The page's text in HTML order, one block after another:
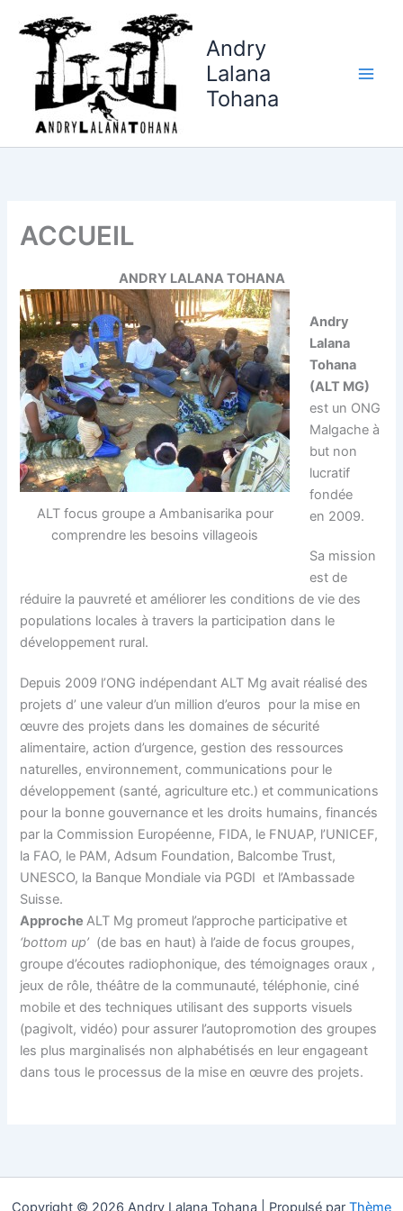
contenu
Andry
Lalana
Tohana
ACCUEIL
ANDRY LALANA TOHANA
ALT focus groupe a Ambanisarika pour
comprendre les besoins villageois
Andry
Lalana
Tohana
(ALT MG)
est un ONG
Malgache à
but non
lucratif
fondée
en 2009.
Sa mission
est de
réduire la pauvreté et améliorer les conditions de vie des
populations locales à travers la participation dans le
développement rural.
Depuis 2009 l’ONG indépendant ALT Mg avait réalisé des
projets d’ une valeur d’un million d’euros pour la mise en
œuvre des projets dans les domaines de sécurité
alimentaire, action d’urgence, gestion des ressources
naturelles, environnement, communications pour le
développement (santé, agriculture etc.) et communications
pour la bonne gouvernance et les droits humains, financés
par la Commission Européenne, FIDA, le FNUAP, l’UNICEF,
la FAO, le PAM, Adsum Foundation, Balcombe Trust,
UNESCO, la Banque Mondiale via PGDI et l’Ambassade
Suisse.
ApprocheALT Mg promeut l’approche participative et
‘bottom up’ (de bas en haut) à l’aide de focus groupes,
groupe d’écoutes radiophonique, des témoignages oraux ,
jeux de rôle, théâtre de la communauté, téléphonie, ciné
mobile et des techniques utilisant des supports visuels
(pagivolt, vidéo) pour assurer l’autopromotion des groupes
les plus marginalisés non alphabétisés en leur engageant
dans tous le processus de la mise en œuvre des projets.
Copyright © 2026 Andry Lalana Tohana | Propulsé par Thème